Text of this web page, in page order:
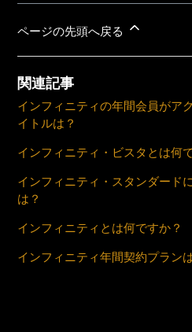
ページの先頭へ戻る
関連記事
インフィニティの年間会員がア
イトルは？
インフィニティ・ビスタとは何
インフィニティ・スタンダード
は？
インフィニティとは何ですか？
インフィニティ年間契約プラン